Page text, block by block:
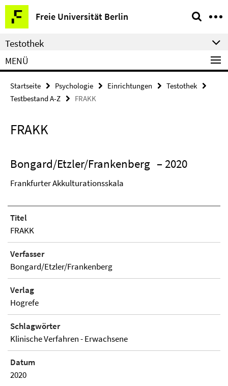
Springe
direkt
zu
Inhalt
Freie Universität Berlin
Service-
Navigation
Testothek
MENÜ
Startseite Psychologie Einrichtungen
Testothek
Testbestand A-Z
FRAKK
FRAKK
Bongard/Etzler/Frankenberg – 2020
Frankfurter Akkulturationsskala
Titel
FRAKK
Verfasser
Bongard/Etzler/Frankenberg
Verlag
Hogrefe
Schlagwörter
Klinische Verfahren - Erwachsene
Datum
2020